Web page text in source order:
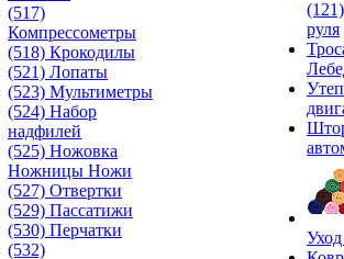
(517)
Компрессометры
(518) Крокодилы
(521) Лопаты
(523) Мультиметры
(524) Набор
надфилей
(525) Ножовка
Ножницы Ножи
(527) Отвертки
(529) Пассатижи
(530) Перчатки
(532)
руля
Уход